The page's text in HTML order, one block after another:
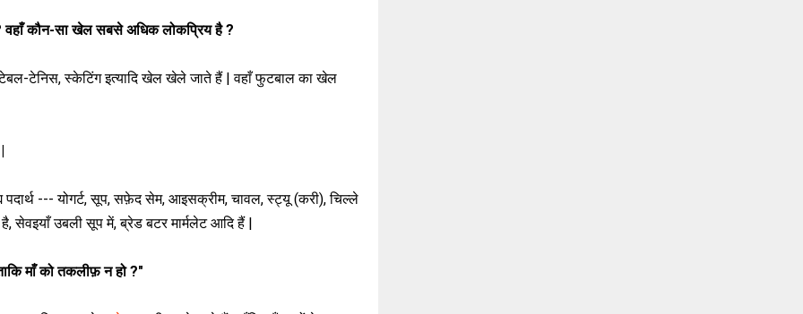
कौन-सा खेल सबसे अधिक लोकप्रिय है ?
टेनिस, स्केटिंग इत्यादि खेल खेले जाते हैं | वहाँ फुटबाल का खेल
--- योगर्ट, सूप, सफ़ेद सेम, आइसक्रीम, चावल, स्ट्यू (करी), चिल्ले
सेवइयाँ उबली सूप में, ब्रेड बटर मार्मलेट आदि हैं |
माँ को तकलीफ़ न हो ?"